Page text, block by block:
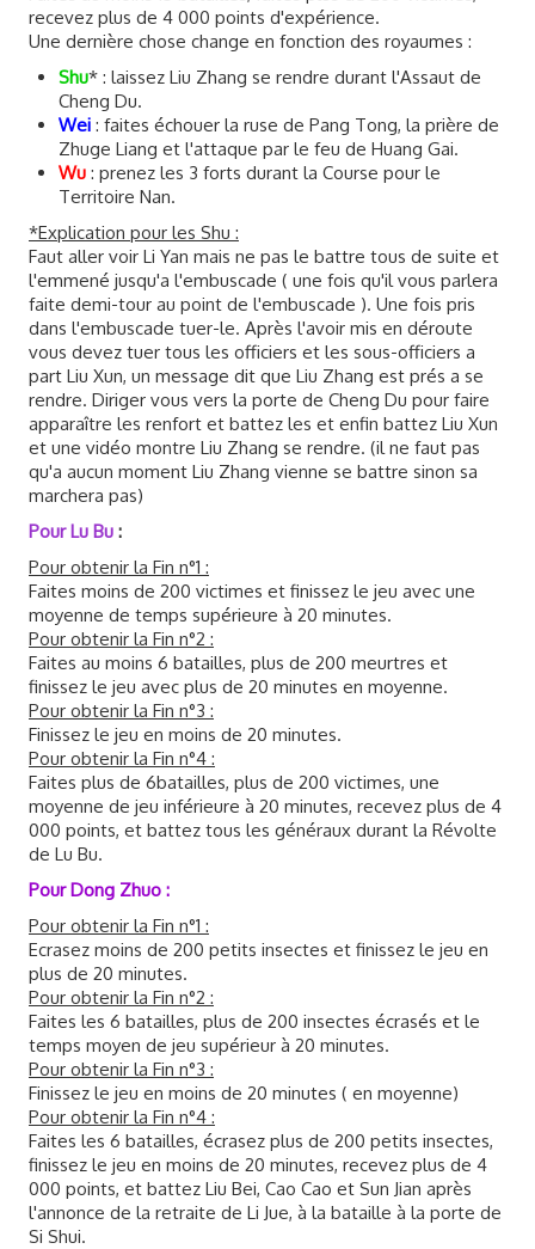
recevez plus de 4 000 points d'expérience.
Une dernière chose change en fonction des royaumes :
Shu* : laissez Liu Zhang se rendre durant l'Assaut de
Cheng Du.
Wei : faites échouer la ruse de Pang Tong, la prière de
Zhuge Liang et l'attaque par le feu de Huang Gai.
Wu : prenez les 3 forts durant la Course pour le
Territoire Nan.
*Explication pour les Shu :
Faut aller voir Li Yan mais ne pas le battre tous de suite et
l'emmené jusqu'a l'embuscade ( une fois qu'il vous parlera
faite demi-tour au point de l'embuscade ). Une fois pris
dans l'embuscade tuer-le. Après l'avoir mis en déroute
vous devez tuer tous les officiers et les sous-officiers a
part Liu Xun, un message dit que Liu Zhang est prés a se
rendre. Diriger vous vers la porte de Cheng Du pour faire
apparaître les renfort et battez les et enfin battez Liu Xun
et une vidéo montre Liu Zhang se rendre. (il ne faut pas
qu'a aucun moment Liu Zhang vienne se battre sinon sa
marchera pas)
Pour Lu Bu :
Pour obtenir la Fin n°1 :
Faites moins de 200 victimes et finissez le jeu avec une
moyenne de temps supérieure à 20 minutes.
Pour obtenir la Fin n°2 :
Faites au moins 6 batailles, plus de 200 meurtres et
finissez le jeu avec plus de 20 minutes en moyenne.
Pour obtenir la Fin n°3 :
Finissez le jeu en moins de 20 minutes.
Pour obtenir la Fin n°4 :
Faites plus de 6batailles, plus de 200 victimes, une
moyenne de jeu inférieure à 20 minutes, recevez plus de 4
000 points, et battez tous les généraux durant la Révolte
de Lu Bu.
Pour Dong Zhuo :
Pour obtenir la Fin n°1 :
Ecrasez moins de 200 petits insectes et finissez le jeu en
plus de 20 minutes.
Pour obtenir la Fin n°2 :
Faites les 6 batailles, plus de 200 insectes écrasés et le
temps moyen de jeu supérieur à 20 minutes.
Pour obtenir la Fin n°3 :
Finissez le jeu en moins de 20 minutes ( en moyenne)
Pour obtenir la Fin n°4 :
Faites les 6 batailles, écrasez plus de 200 petits insectes,
finissez le jeu en moins de 20 minutes, recevez plus de 4
000 points, et battez Liu Bei, Cao Cao et Sun Jian après
l'annonce de la retraite de Li Jue, à la bataille à la porte de
Si Shui.